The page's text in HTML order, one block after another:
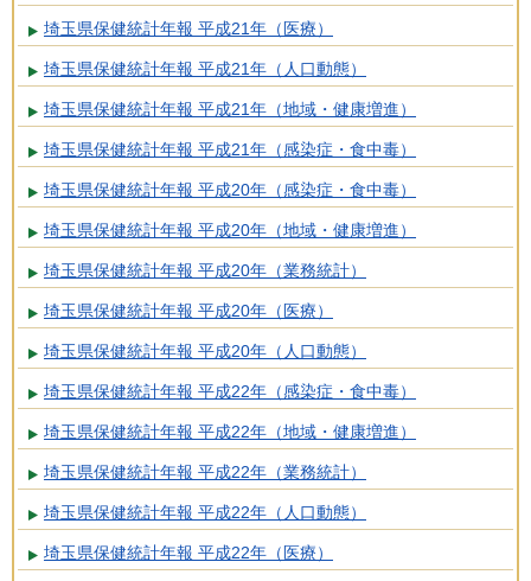
埼玉県保健統計年報 平成21年（医療）
埼玉県保健統計年報 平成21年（人口動態）
埼玉県保健統計年報 平成21年（地域・健康増進）
埼玉県保健統計年報 平成21年（感染症・食中毒）
埼玉県保健統計年報 平成20年（感染症・食中毒）
埼玉県保健統計年報 平成20年（地域・健康増進）
埼玉県保健統計年報 平成20年（業務統計）
埼玉県保健統計年報 平成20年（医療）
埼玉県保健統計年報 平成20年（人口動態）
埼玉県保健統計年報 平成22年（感染症・食中毒）
埼玉県保健統計年報 平成22年（地域・健康増進）
埼玉県保健統計年報 平成22年（業務統計）
埼玉県保健統計年報 平成22年（人口動態）
埼玉県保健統計年報 平成22年（医療）